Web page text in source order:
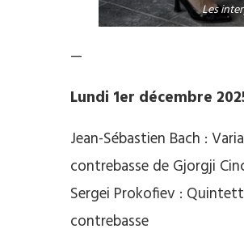
Les
—
Lundi 1er décembre
Jean-Sébastien Bach :
contrebasse de Gjorgji
Sergei Prokofiev :
contrebasse